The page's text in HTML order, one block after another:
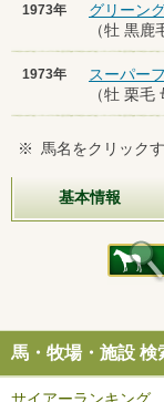
1973年
グリーン
（牡 黒鹿
1973年
スーパー
（牡 栗毛
※ 馬名をクリック
基本情報
馬・牧場・施設 検
サイアーランキング